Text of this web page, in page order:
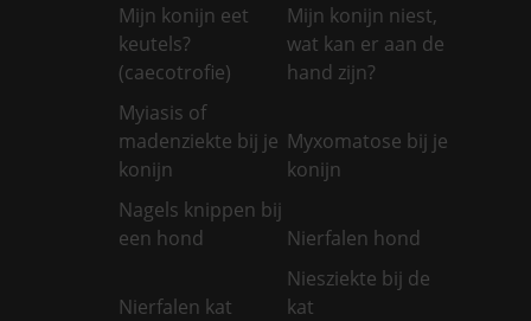
Mijn konijn eet
keutels?
(caecotrofie)
Mijn konijn niest,
wat kan er aan de
hand zijn?
Myiasis of
madenziekte bij je
konijn
Myxomatose bij je
konijn
Nagels knippen bij
een hond
Nierfalen hond
Nierfalen kat
Niesziekte bij de
kat